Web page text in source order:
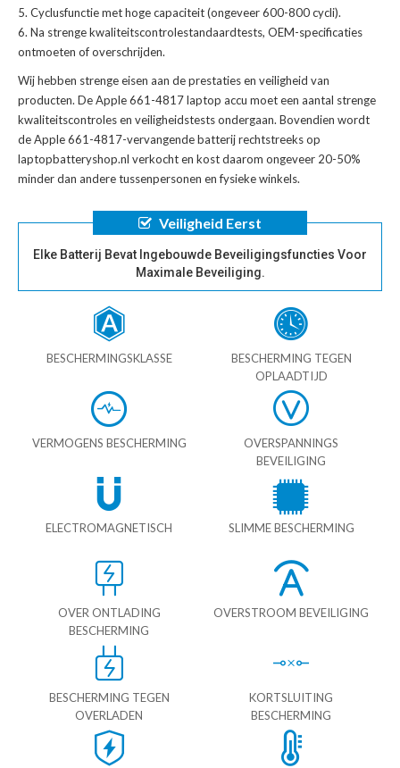
Cyclusfunctie met hoge capaciteit (ongeveer 600-800 cycli).
Na strenge kwaliteitscontrolestandaardtests, OEM-specificaties
ontmoeten of overschrijden.
Wij hebben strenge eisen aan de prestaties en veiligheid van
producten. DeApple 661-4817 laptop accu moet een aantal strenge
kwaliteitscontroles en veiligheidstests ondergaan. Bovendien wordt
deApple 661-4817-vervangende batterijrechtstreeks op
laptopbatteryshop.nl verkocht en kost daarom ongeveer 20-50%
minder dan andere tussenpersonen en fysieke winkels.
Veiligheid Eerst
Elke Batterij Bevat Ingebouwde Beveiligingsfuncties Voor
Maximale Beveiliging.
BESCHERMINGSKLASSE
BESCHERMING TEGEN
OPLAADTIJD
VERMOGENS BESCHERMING
OVERSPANNINGS
BEVEILIGING
ELECTROMAGNETISCH SLIMME BESCHERMING
OVER ONTLADING
BESCHERMING
OVERSTROOM BEVEILIGING
BESCHERMING TEGEN
OVERLADEN
KORTSLUITING
BESCHERMING